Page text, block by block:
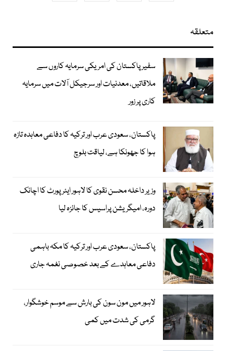
متعلقہ
سفیر پاکستان کی امریکی سرمایہ کاروں سے
ملاقاتیں، معدنیات اور سرجیکل آلات میں سرمایہ
کاری پر زور
پاکستان، سعودی عرب اور ترکیہ کا دفاعی معاہدہ تازہ
ہوا کا جھونکا ہے، لیاقت بلوچ
وزیر داخلہ محسن نقوی کا لاہور ایئر پورٹ کا اچانک
دورہ، امیگریشن پراسیس کا جائزہ لیا
پاکستان، سعودی عرب اور ترکیہ کا مکہ باہمی
دفاعی معاہدے کے بعد خصوصی نغمہ جاری
لاہور میں مون سون کی بارش سے موسم خوشگوار،
گرمی کی شدت میں کمی